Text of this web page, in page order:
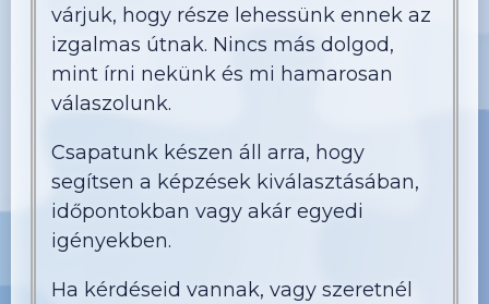
várjuk, hogy része lehessünk ennek az
izgalmas útnak. Nincs más dolgod,
mint írni nekünk és mi hamarosan
válaszolunk.
Csapatunk készen áll arra, hogy
segítsen a képzések kiválasztásában,
időpontokban vagy akár egyedi
igényekben.
Ha kérdéseid vannak, vagy szeretnél